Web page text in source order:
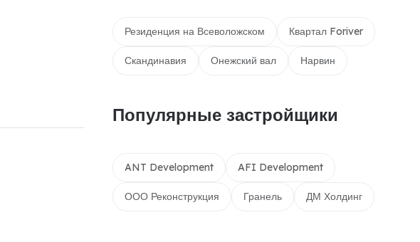
Резиденция на Всеволожском Квартал Foriver
Скандинавия Онежский вал Нарвин
Популярные застройщики
ANT Development AFI Development
ООО Реконструкция Гранель ДМ Холдинг